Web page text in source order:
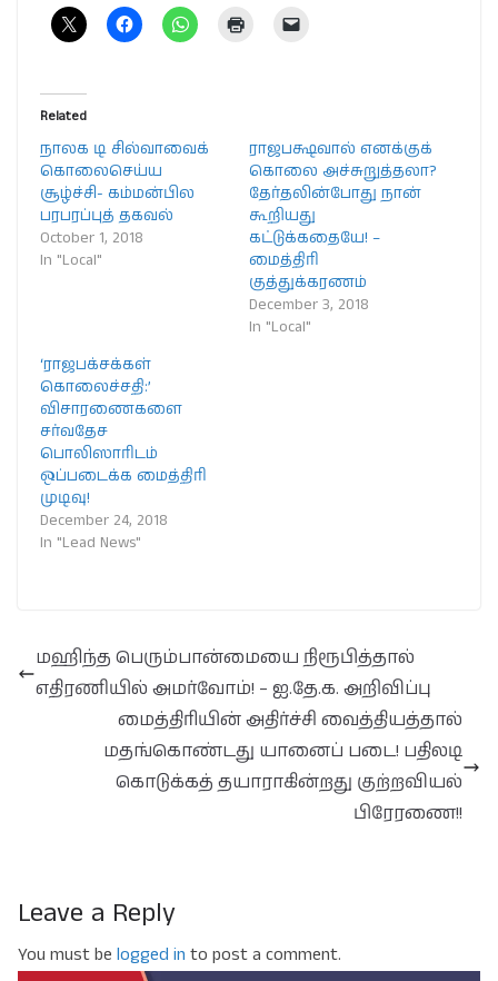
Related
நாலக டி சில்வாவைக்
கொலைசெய்ய
சூழ்ச்சி- கம்மன்பில
பரபரப்புத் தகவல்
October 1, 2018
In "Local"
ராஜபக்ஷவால் எனக்குக்
கொலை அச்சுறுத்தலா?
தேர்தலின்போது நான்
கூறியது
கட்டுக்கதையே! –
மைத்திரி
குத்துக்கரணம்
December 3, 2018
In "Local"
‘ராஜபக்சக்கள்
கொலைச்சதி:’
விசாரணைகளை
சர்வதேச
பொலிஸாரிடம்
ஒப்படைக்க மைத்திரி
முடிவு!
December 24, 2018
In "Lead News"
மஹிந்த பெரும்பான்மையை நிரூபித்தால்
எதிரணியில் அமர்வோம்! – ஐ.தே.க. அறிவிப்பு
மைத்திரியின் அதிர்ச்சி வைத்தியத்தால்
மதங்கொண்டது யானைப் படை! பதிலடி
கொடுக்கத் தயாராகின்றது குற்றவியல்
பிரேரணை!!
Leave a Reply
You must be logged in to post a comment.